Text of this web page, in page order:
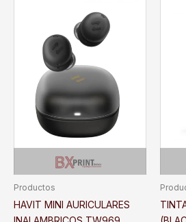
Productos
HAVIT MINI AURICULARES